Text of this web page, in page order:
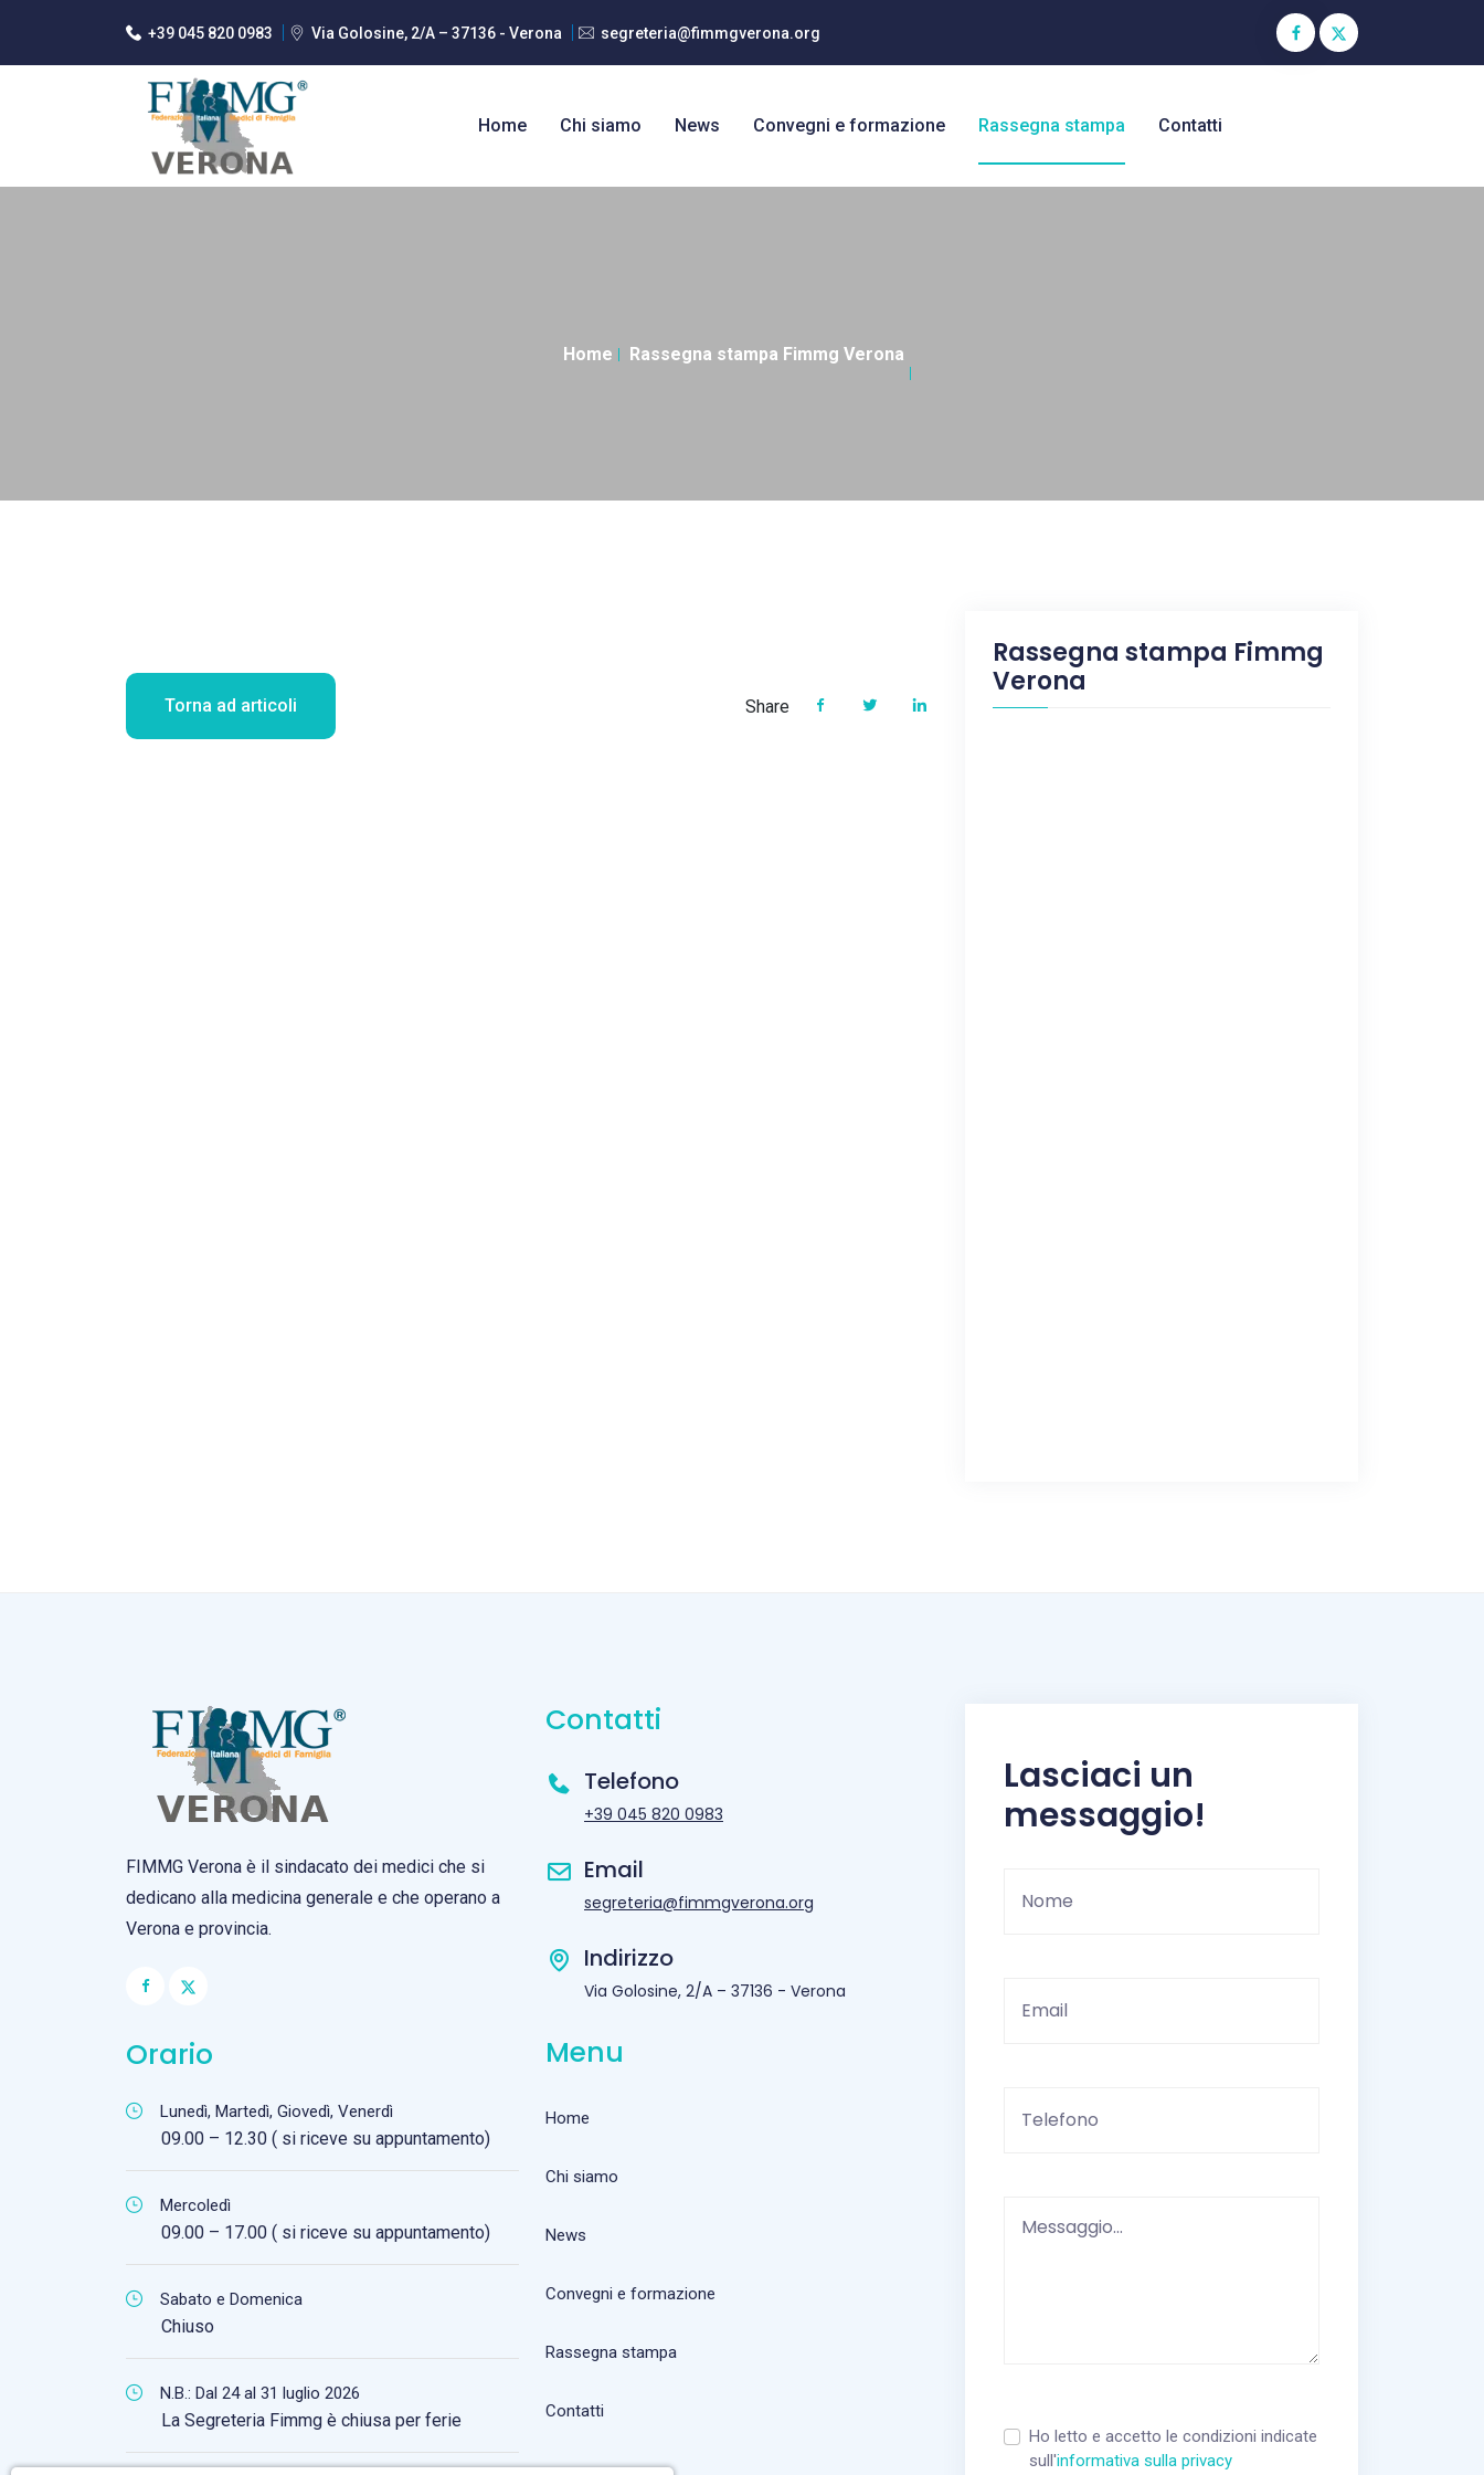
+39 045 820 0983 Via Golosine, 2/A – 37136 - Verona segreteria@fimmgverona.org
Home Chi siamo News Convegni e formazione Rassegna stampa Contatti
Home Rassegna stampa Fimmg Verona
Torna ad articoli Share
Rassegna stampa Fimmg
Verona
FIMMG Verona è il sindacato dei medici che si
dedicano alla medicina generale e che operano a
Verona e provincia.
Orario
Lunedì, Martedì, Giovedì, Venerdì
09.00 – 12.30 ( si riceve su appuntamento)
Mercoledì
09.00 – 17.00 ( si riceve su appuntamento)
Sabato e Domenica
Chiuso
N.B.: Dal 24 al 31 luglio 2026
La Segreteria Fimmg è chiusa per ferie
Contatti
Telefono
+39 045 820 0983
Email
segreteria@fimmgverona.org
Indirizzo
Via Golosine, 2/A – 37136 - Verona
Menu
Home
Chi siamo
News
Convegni e formazione
Rassegna stampa
Contatti
Lasciaci un
messaggio!
Ho letto e accetto le condizioni indicate
sull'informativa sulla privacy